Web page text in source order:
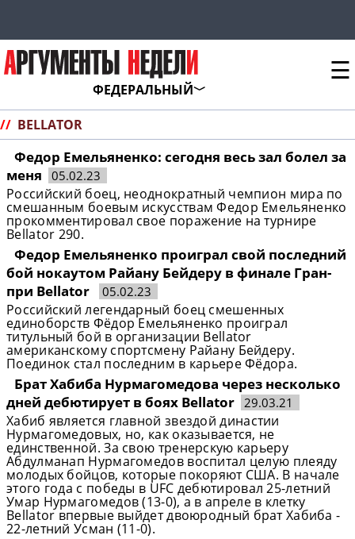
ФЕДЕРАЛЬНЫЙ
☰
// BELLATOR
Федор Емельяненко: сегодня весь зал болел за
меня
05.02.23
Российский боец, неоднократный чемпион мира по
смешанным боевым искусствам Федор Емельяненко
прокомментировал свое поражение на турнире
Bellator 290.
Федор Емельяненко проиграл свой последний
бой нокаутом Райану Бейдеру в финале Гран-
при Bellator
05.02.23
Российский легендарный боец смешенных
единоборств Фёдор Емельяненко проиграл
титульный бой в организации Bellator
американскому спортсмену Райану Бейдеру.
Поединок стал последним в карьере Фёдора.
Брат Хабиба Нурмагомедова через несколько
дней дебютирует в боях Bellator 29.03.21
Хабиб является главной звездой династии
Нурмагомедовых, но, как оказывается, не
единственной. За свою тренерскую карьеру
Абдулманап Нурмагомедов воспитал целую плеяду
молодых бойцов, которые покоряют США. В начале
этого года с победы в UFC дебютировал 25-летний
Умар Нурмагомедов (13-0), а в апреле в клетку
Bellator впервые выйдет двоюродный брат Хабиба -
22-летний Усман (11-0).